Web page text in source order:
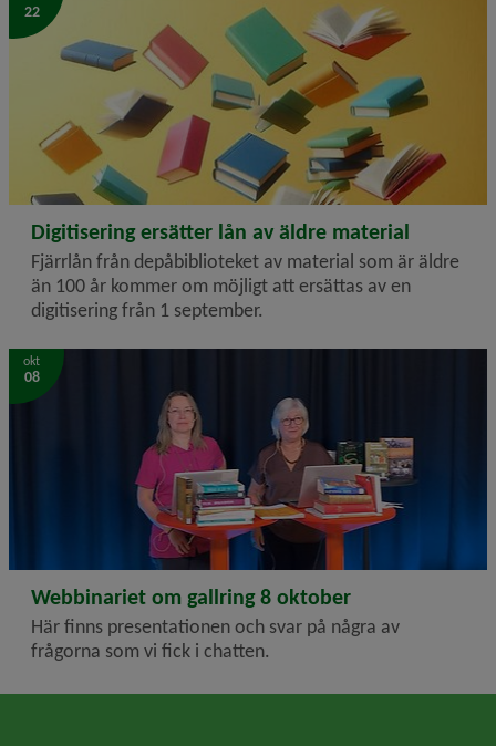
22
2024-10-22
Digitisering ersätter lån av äldre material
Fjärrlån från depåbiblioteket av material som är äldre
än 100 år kommer om möjligt att ersättas av en
digitisering från 1 september.
okt
08
2024-10-08
Webbinariet om gallring 8 oktober
Här finns presentationen och svar på några av
frågorna som vi fick i chatten.
Victoria Edman och Ingalill Stenmark, Sveriges depåbibliotek